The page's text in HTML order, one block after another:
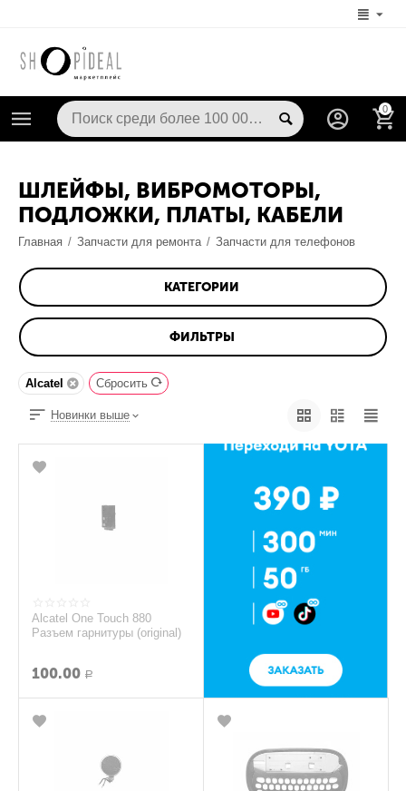
0
ШЛЕЙФЫ, ВИБРОМОТОРЫ,
ПОДЛОЖКИ, ПЛАТЫ, КАБЕЛИ
Главная / Запчасти для ремонта / Запчасти для телефонов
КАТЕГОРИИ
ФИЛЬТРЫ
Alcatel Сбросить
Новинки выше
Alcatel One Touch 880
Разъем гарнитуры (original)
100.00 Р